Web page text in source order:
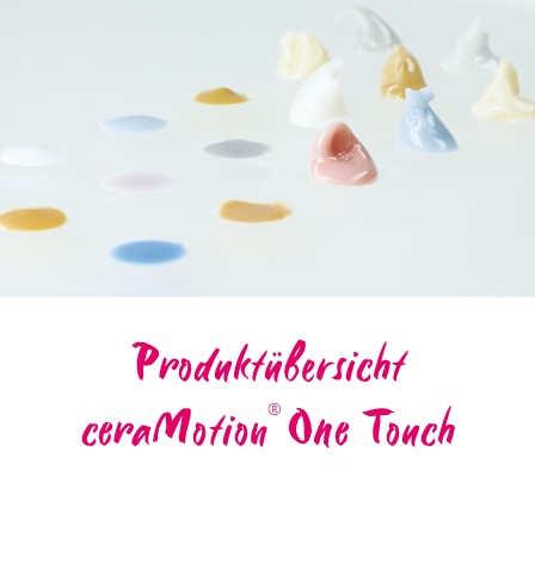
Produktübersicht
ceraMotion® One Touch